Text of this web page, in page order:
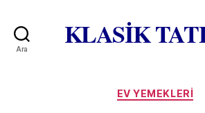
Ara KLASİK
EV YEMEKLERI